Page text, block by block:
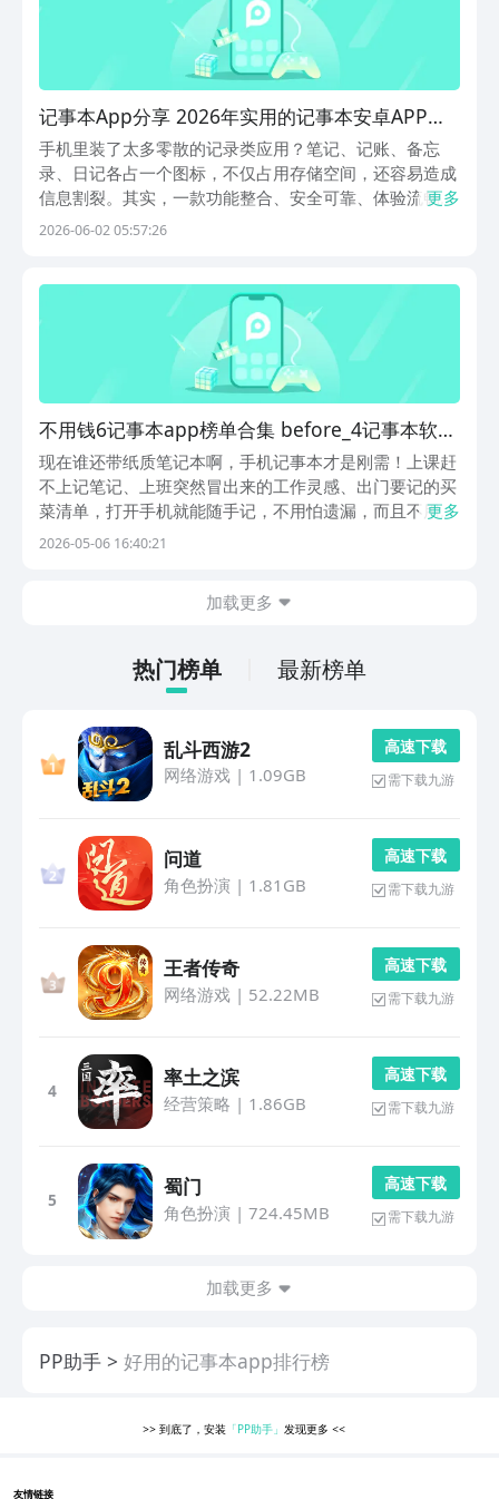
记事本App分享 2026年实用的记事本安卓APP下
载指南
手机里装了太多零散的记录类应用？笔记、记账、备忘
录、日记各占一个图标，不仅占用存储空间，还容易造成
信息割裂。其实，一款功能整合、安全可靠、体验流畅的
全能型记事工具，就能轻松覆盖日常所有记录场景。支持
干
更多
2026-06-02 05:57:26
不用钱6记事本app榜单合集 before_4记事本软件
下载分享
现在谁还带纸质笔记本啊，手机记事本才是刚需！上课赶
不上记笔记、上班突然冒出来的工作灵感、出门要记的买
菜清单，打开手机就能随手记，不用怕遗漏，而且不用占
地方！下文便送上好用的记事本app排行榜，覆盖了各种
更多
2026-05-06 16:40:21
加载更多
热门榜单 最新榜单
乱斗西游2
网络游戏| 1.09GB
高 速 下 载
需下载九游
问道
角色扮演 | 1.81GB
高 速 下 载
需下载九游
王者传奇
网络游戏| 52.22MB
高 速 下 载
需下载九游
4
率土之滨
经营策略 | 1.86GB
高 速 下 载
需下载九游
5
蜀门
角色扮演 | 724.45MB
高 速 下 载
需下载九游
加载更多
PP助手 好用的记事本app排行榜
>> 到底了，安装 「PP助手」 发现更多<<
友情链接